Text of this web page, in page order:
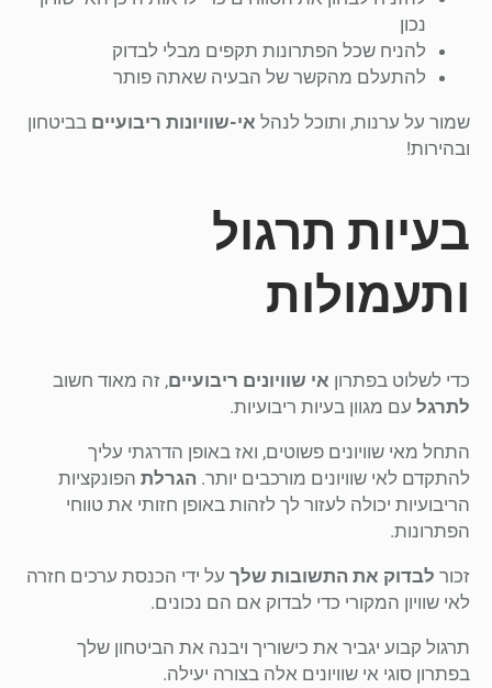
נכון
להניח שכל הפתרונות תקפים מבלי לבדוק
להתעלם מהקשר של הבעיה שאתה פותר
שמור על ערנות, ותוכל לנהל אי-שוויונות ריבועיים בביטחון
ובהירות!
בעיות תרגול
ותעמולות
כדי לשלוט בפתרון אי שוויונים ריבועיים, זה מאוד חשוב
לתרגל עם מגוון בעיות ריבועיות.
התחל מאי שוויונים פשוטים, ואז באופן הדרגתי עליך
להתקדם לאי שוויונים מורכבים יותר. הגרלת הפונקציות
הריבועיות יכולה לעזור לך לזהות באופן חזותי את טווחי
הפתרונות.
זכור לבדוק את התשובות שלך על ידי הכנסת ערכים חזרה
לאי שוויון המקורי כדי לבדוק אם הם נכונים.
תרגול קבוע יגביר את כישוריך ויבנה את הביטחון שלך
בפתרון סוגי אי שוויונים אלה בצורה יעילה.